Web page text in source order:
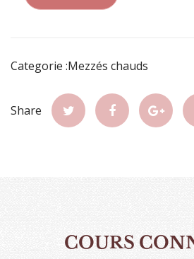
Categorie :Mezzés chauds
Share
COURS